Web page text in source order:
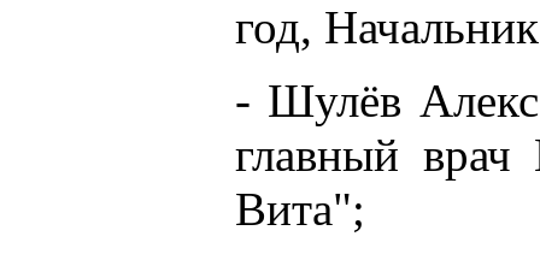
год,
- Шулёв
главный
Вита";